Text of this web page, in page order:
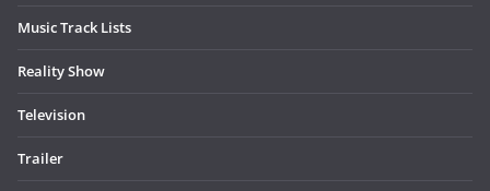
Music Track Lists
Reality Show
Television
Trailer